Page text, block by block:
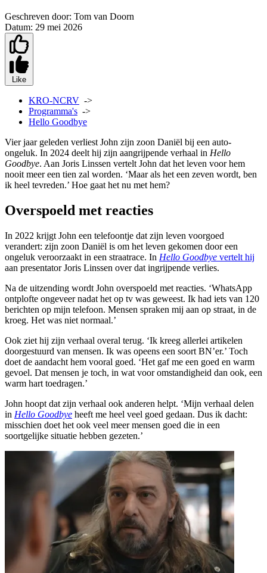
Geschreven door: Tom van Doorn
Datum: 29 mei 2026
Like
KRO-NCRV ->
Programma's ->
Hello Goodbye
Vier jaar geleden verliest John zijn zoon Daniël bij een auto-
ongeluk. In 2024 deelt hij zijn aangrijpende verhaal in Hello
Goodbye. Aan Joris Linssen vertelt John dat het leven voor hem
nooit meer een tien zal worden. ‘Maar als het een zeven wordt, ben
ik heel tevreden.’ Hoe gaat het nu met hem?
Overspoeld met reacties
In 2022 krijgt John een telefoontje dat zijn leven voorgoed
verandert: zijn zoon Daniël is om het leven gekomen door een
ongeluk veroorzaakt in een straatrace. In Hello Goodbye vertelt hij
aan presentator Joris Linssen over dat ingrijpende verlies.
Na de uitzending wordt John overspoeld met reacties. ‘WhatsApp
ontplofte ongeveer nadat het op tv was geweest. Ik had iets van 120
berichten op mijn telefoon. Mensen spraken mij aan op straat, in de
kroeg. Het was niet normaal.’
Ook ziet hij zijn verhaal overal terug. ‘Ik kreeg allerlei artikelen
doorgestuurd van mensen. Ik was opeens een soort BN’er.’ Toch
doet de aandacht hem vooral goed. ‘Het gaf me een goed en warm
gevoel. Dat mensen je toch, in wat voor omstandigheid dan ook, een
warm hart toedragen.’
John hoopt dat zijn verhaal ook anderen helpt. ‘Mijn verhaal delen
in Hello Goodbye heeft me heel veel goed gedaan. Dus ik dacht:
misschien doet het ook veel meer mensen goed die in een
soortgelijke situatie hebben gezeten.’